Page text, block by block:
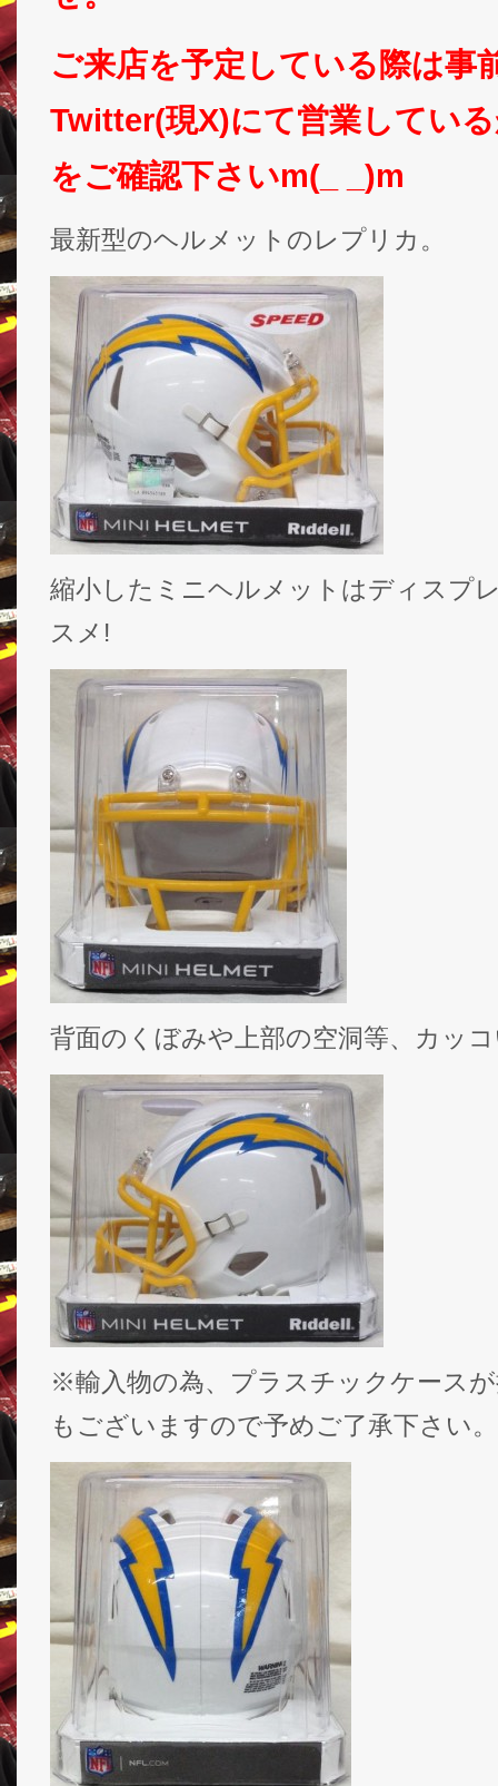
ご来店を予定している際は事
Twitter(現X)にて営業してい
をご確認下さいm(_ _)m
最新型のヘルメットのレプリカ。
縮小したミニヘルメットはディスプ
スメ!
背面のくぼみや上部の空洞等、カッ
※輸入物の為、プラスチックケース
もございますので予めご了承下さい。